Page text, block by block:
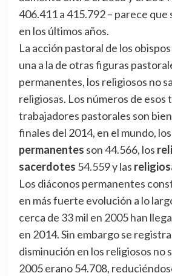
406.411 a 415.792 – parece que
en los últimos años.
La acción pastoral de los
una a la de otras figuras
permanentes, los religiosos no
religiosas. Los números de esos
trabajadores pastorales son
finales del 2014, en el mundo, los
permanentes son 44.566, los
sacerdotes 54.559 y las
Los diáconos permanentes
en más fuerte evolución a lo
cerca de 33 mil en 2005 han
en 2014. Sin embargo se
disminución en los religiosos no
2005 erano 54.708,